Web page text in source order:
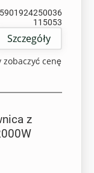
5901924250036
115053
Szczegóły
zobaczyć cenę
z